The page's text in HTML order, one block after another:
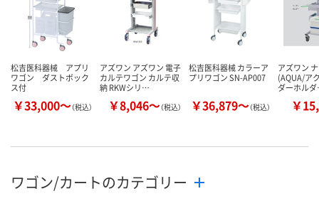
松吉医科器械 アプリ
ワゴン ダストボック
ス付
￥33,000～（税込）
アズワン アズワン 電子
カルテワゴン カルテ収
納 RKWシリ…
￥8,046～（税込）
松吉医科器械 カラーア
プリワゴン SN-AP007
￥36,879～（税込）
アズワン
(AQUA/ア
ダーホル
￥
ワゴン/カートのカテゴリー